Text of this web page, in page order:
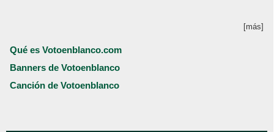
[más]
Qué es Votoenblanco.com
Banners de Votoenblanco
Canción de Votoenblanco